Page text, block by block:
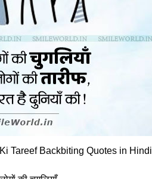
Tareef Backbiting Quotes in Hindi